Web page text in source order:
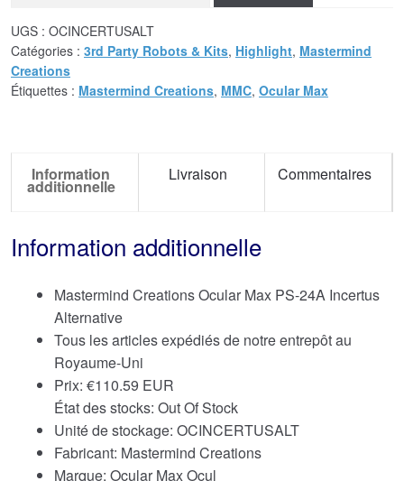
UGS : OCINCERTUSALT
Catégories : 3rd Party Robots & Kits, Highlight, Mastermind
Creations
Étiquettes : Mastermind Creations, MMC, Ocular Max
Information
additionnelle
Livraison Commentaires
Information additionnelle
Mastermind Creations Ocular Max PS-24A Incertus
Alternative
Tous les articles expédiés de notre entrepôt au
Royaume-Uni
Prix: €110.59 EUR
État des stocks: Out Of Stock
Unité de stockage: OCINCERTUSALT
Fabricant: Mastermind Creations
Marque: Ocular Max Ocul